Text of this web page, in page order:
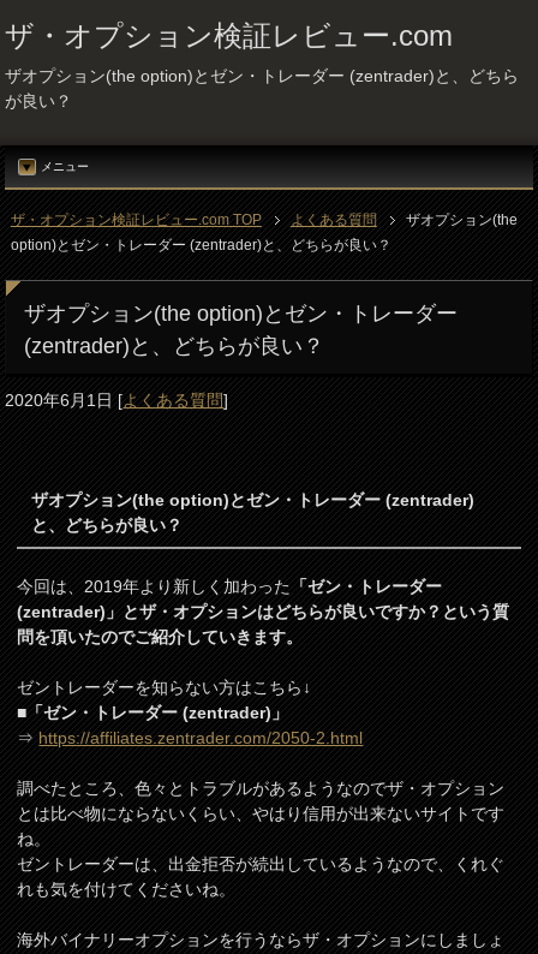
ザ・オプション検証レビュー.com
ザオプション(the option)とゼン・トレーダー (zentrader)と、どちら
が良い？
メニュー
ザ・オプション検証レビュー.com TOP よくある質問
ザオプション(the
option)とゼン・トレーダー (zentrader)と、どちらが良い？
ザオプション(the option)とゼン・トレーダー
(zentrader)と、どちらが良い？
2020年6月1日[よくある質問]
ザオプション(the option)とゼン・トレーダー (zentrader)
と、どちらが良い？
今回は、2019年より新しく加わった「ゼン・トレーダー
(zentrader)」とザ・オプションはどちらが良いですか？という質
問を頂いたのでご紹介していきます。
ゼントレーダーを知らない方はこちら↓
■「ゼン・トレーダー (zentrader)」
⇒https://affiliates.zentrader.com/2050-2.html
調べたところ、色々とトラブルがあるようなのでザ・オプション
とは比べ物にならないくらい、やはり信用が出来ないサイトです
ね。
ゼントレーダーは、出金拒否が続出しているようなので、くれぐ
れも気を付けてくださいね。
海外バイナリーオプションを行うならザ・オプションにしましょ